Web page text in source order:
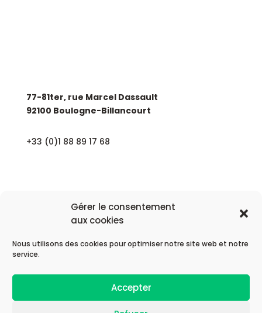
Gérer le consentement
aux cookies
Nous utilisons des cookies pour optimiser notre site web et notre
service.
Accepter
77-81ter, rue Marcel Dassault
92100 Boulogne-Billancourt
+33 (0)1 88 89 17 68
© 2026 Astek Group